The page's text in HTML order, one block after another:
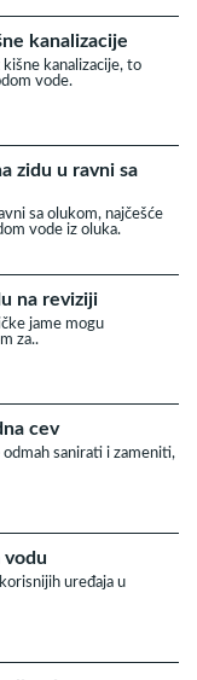
kanalizacije
kanalizacije, to
vode.
zidu u ravni sa
sa olukom, najčešće
vode iz oluka.
na reviziji
jame mogu
za..
cev
sanirati i zameniti,
vodu
uređaja u